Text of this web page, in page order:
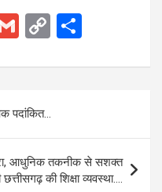
G
ail
C
py
k
ar
पदांकित…
आधुनिक तकनीक से सशक्त
छत्तीसगढ़ की शिक्षा व्यवस्था….